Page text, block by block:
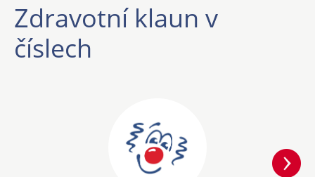
Zdravotní klaun v
číslech